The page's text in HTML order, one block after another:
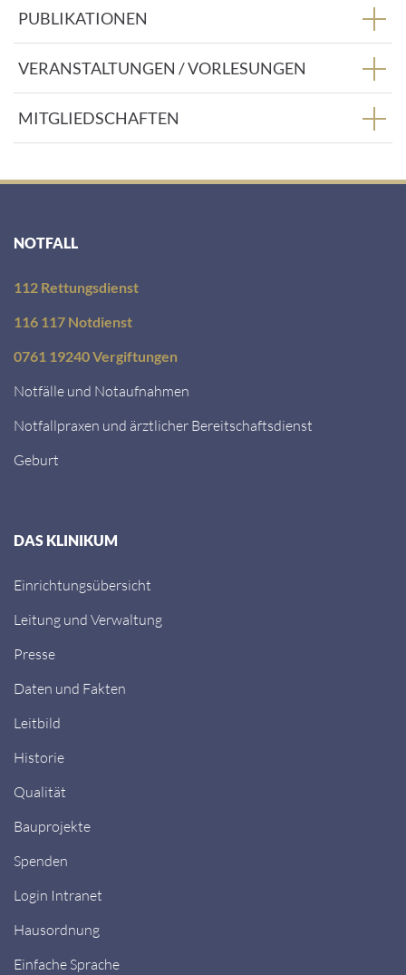
PUBLIKATIONEN
VERANSTALTUNGEN / VORLESUNGEN
MITGLIEDSCHAFTEN
NOTFALL
112 Rettungsdienst
116 117 Notdienst
0761 19240 Vergiftungen
Notfälle und Notaufnahmen
Notfallpraxen und ärztlicher Bereitschaftsdienst
Geburt
DAS KLINIKUM
Einrichtungsübersicht
Leitung und Verwaltung
Presse
Daten und Fakten
Leitbild
Historie
Qualität
Bauprojekte
Spenden
Login Intranet
Hausordnung
Einfache Sprache